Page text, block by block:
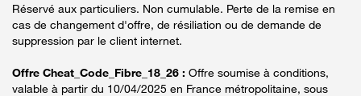
Réservé aux particuliers. Non cumulable. Perte de la remise en
cas de changement d'offre, de résiliation ou de demande de
suppression par le client internet.
Offre Cheat_Code_Fibre_18_26 : Offre soumise à conditions,
valable à partir du 10/04/2025 en France métropolitaine, sous